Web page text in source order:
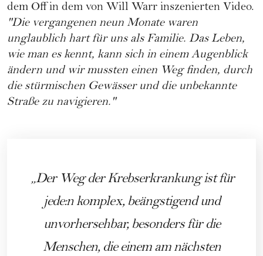
dem Off in dem von Will Warr inszenierten Video.
"Die vergangenen neun Monate waren
unglaublich hart für uns als Familie. Das Leben,
wie man es kennt, kann sich in einem Augenblick
ändern und wir mussten einen Weg finden, durch
die stürmischen Gewässer und die unbekannte
Straße zu navigieren."
Der Weg der Krebserkrankung ist für
jede:n komplex, beängstigend und
unvorhersehbar, besonders für die
Menschen, die einem am nächsten